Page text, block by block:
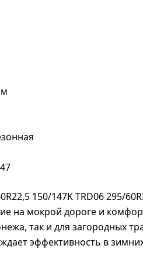
150/147K TRD06 295/
на мокрой дороге и
так и для загородных
эффективность в